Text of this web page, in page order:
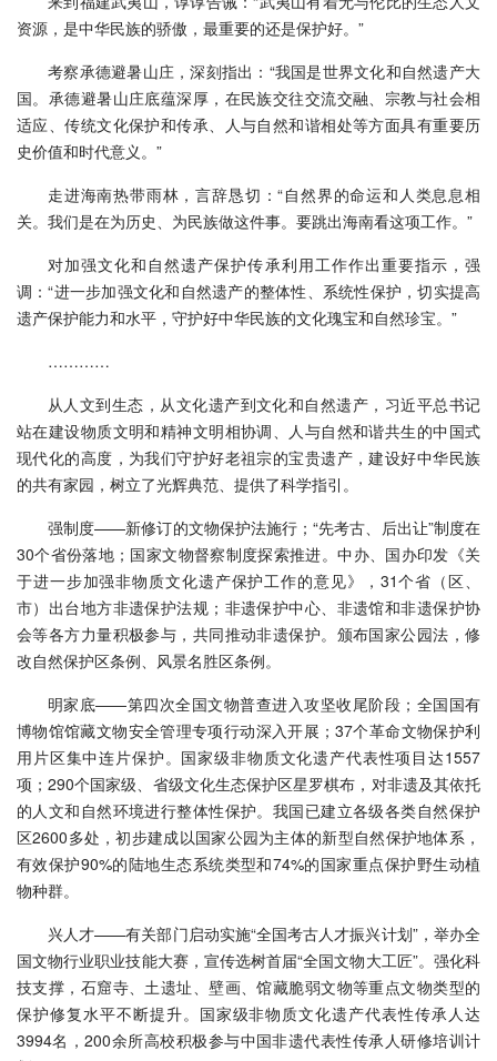
资源，是中华民族的骄傲，最重要的还是保护好。”
考察承德避暑山庄，深刻指出：“我国是世界文化和自然遗产大
国。承德避暑山庄底蕴深厚，在民族交往交流交融、宗教与社会相
适应、传统文化保护和传承、人与自然和谐相处等方面具有重要历
史价值和时代意义。”
走进海南热带雨林，言辞恳切：“自然界的命运和人类息息相
关。我们是在为历史、为民族做这件事。要跳出海南看这项工作。”
对加强文化和自然遗产保护传承利用工作作出重要指示，强
调：“进一步加强文化和自然遗产的整体性、系统性保护，切实提高
遗产保护能力和水平，守护好中华民族的文化瑰宝和自然珍宝。”
…………
从人文到生态，从文化遗产到文化和自然遗产，习近平总书记
站在建设物质文明和精神文明相协调、人与自然和谐共生的中国式
现代化的高度，为我们守护好老祖宗的宝贵遗产，建设好中华民族
的共有家园，树立了光辉典范、提供了科学指引。
强制度——新修订的文物保护法施行；“先考古、后出让”制度在
30个省份落地；国家文物督察制度探索推进。中办、国办印发《关
于进一步加强非物质文化遗产保护工作的意见》，31个省（区、
市）出台地方非遗保护法规；非遗保护中心、非遗馆和非遗保护协
会等各方力量积极参与，共同推动非遗保护。颁布国家公园法，修
改自然保护区条例、风景名胜区条例。
明家底——第四次全国文物普查进入攻坚收尾阶段；全国国有
博物馆馆藏文物安全管理专项行动深入开展；37个革命文物保护利
用片区集中连片保护。国家级非物质文化遗产代表性项目达1557
项；290个国家级、省级文化生态保护区星罗棋布，对非遗及其依托
的人文和自然环境进行整体性保护。我国已建立各级各类自然保护
区2600多处，初步建成以国家公园为主体的新型自然保护地体系，
有效保护90%的陆地生态系统类型和74%的国家重点保护野生动植
物种群。
兴人才——有关部门启动实施“全国考古人才振兴计划”，举办全
国文物行业职业技能大赛，宣传选树首届“全国文物大工匠”。强化科
技支撑，石窟寺、土遗址、壁画、馆藏脆弱文物等重点文物类型的
保护修复水平不断提升。国家级非物质文化遗产代表性传承人达
3994名，200余所高校积极参与中国非遗代表性传承人研修培训计